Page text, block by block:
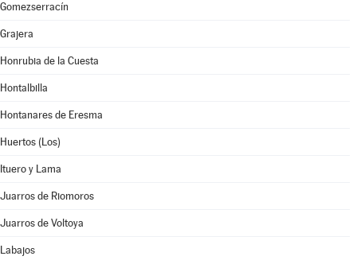
Gomezserracín
Grajera
Honrubia de la Cuesta
Hontalbilla
Hontanares de Eresma
Huertos (Los)
Ituero y Lama
Juarros de Riomoros
Juarros de Voltoya
Labajos